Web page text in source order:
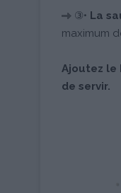
③• La
maximum
Ajoutez le
de servir.